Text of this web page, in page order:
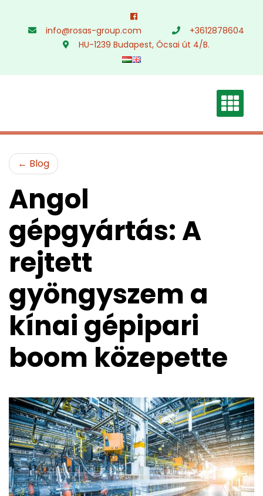
content
info@rosas-group.com
+3612878604
HU-1239 Budapest, Ócsai út 4/B.
Blog
Angol
gépgyártás: A
rejtett
gyöngyszem a
kínai gépipari
boom közepette